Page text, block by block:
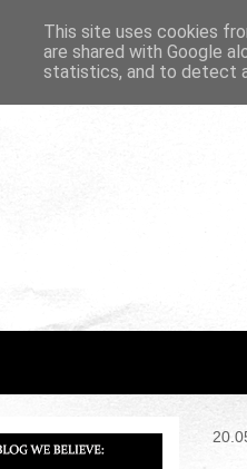
This site uses cookies
are shared with Google
statistics, and to detect